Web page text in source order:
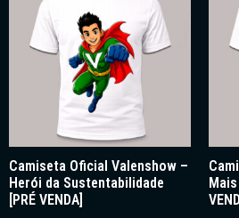
Camiseta Oficial Valenshow –
Herói da Sustentabilidade
[PRÉ VENDA]